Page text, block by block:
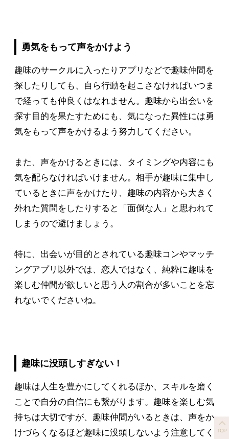
勇気をもって声をかけよう
趣味のサークルに入ったりアプリなどで趣味仲間を
探したりしても、自ら行動を起こさなければいつま
で経っても仲良くはなれません。趣味から出会いを
探す目的を果たすためにも、気になった異性には勇
気をもって声をかけるよう努力してください。
また、声をかけるときには、タイミングや内容にも
気を配らなければいけません。相手が趣味に集中し
ているときに声をかけたり、趣味の内容から大きく
外れた質問をしたりすると「面倒な人」と思われて
しまうので避けましょう。
特に、出会いが目的とされている趣味コンやマッチ
ングアプリ以外では、恋人ではなく、純粋に趣味を
楽しむ仲間が欲しいと思う人の割合が多いことを忘
れないでくださいね。
趣味に没頭しすぎない！
趣味は人生を豊かにしてくれるほか、スキルを磨く
ことで自分の自信にも繋がります。趣味を楽しむ気
持ちは大切ですが、趣味仲間がいるときは、声をか
けづらくなるほど趣味に没頭しないよう注意してく
TOP